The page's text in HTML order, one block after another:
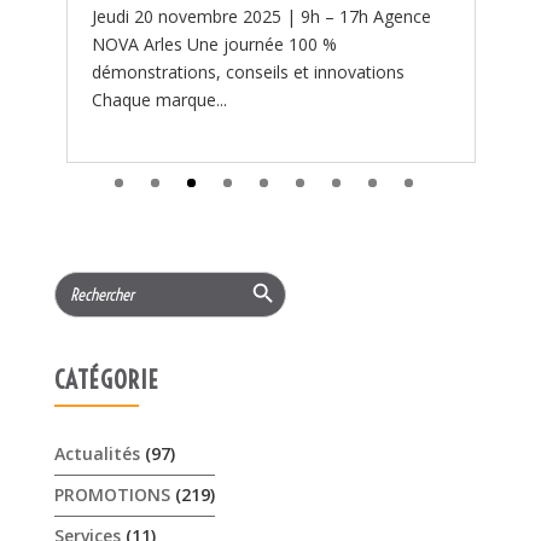
Search Search Button
CATÉGORIE
PROMOTIONS
𝟏𝟓% 𝐝𝐞 𝐫𝐞𝐦𝐢𝐬𝐞 cet été sur les …
3 août 2026